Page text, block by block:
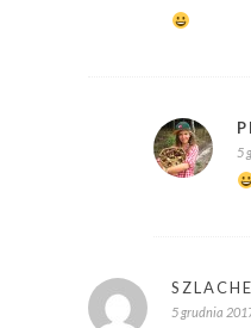
5
5 grudnia